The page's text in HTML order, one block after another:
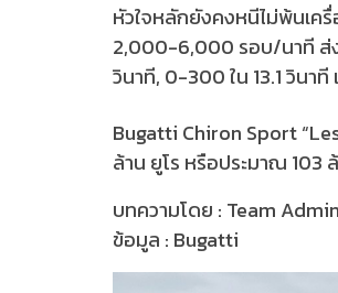
หัวใจหลักยังคงหนีไม่พ้นเค
2,000-6,000 รอบ/นาที ส่ง
วินาที, 0-300 ใน 13.1 วินา
Bugatti Chiron Sport
ล้าน ยูโร หรือประมาณ 103
บทความโดย : Team
ข้อมูล : Bugatti